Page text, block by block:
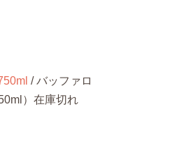
/ バッファロ
）在庫切れ